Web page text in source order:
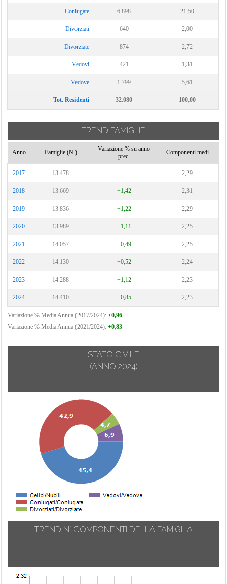
Coniugate 6.898 21,50
Divorziati 640 2,00
Divorziate 874 2,72
Vedovi 421 1,31
Vedove 1.799 5,61
Tot. Residenti 32.080 100,00
TREND FAMIGLIE
Anno Famiglie (N.)
Variazione % su anno
prec.
Componenti medi
2017 13.478 - 2,29
2018 13.669 +1,42 2,31
2019 13.836 +1,22 2,29
2020 13.989 +1,11 2,25
2021 14.057 +0,49 2,25
2022 14.130 +0,52 2,24
2023 14.288 +1,12 2,23
2024 14.410 +0,85 2,23
Variazione % Media Annua (2017/2024): +0,96
Variazione % Media Annua (2021/2024): +0,83
STATO CIVILE
(ANNO 2024)
TREND N° COMPONENTI DELLA FAMIGLIA